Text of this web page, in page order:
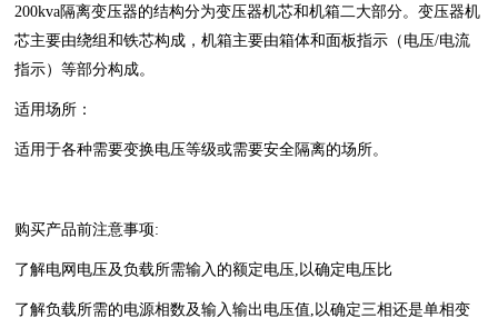
200kva隔离变压器的结构分为变压器机芯和机箱二大部分。变压器机
芯主要由绕组和铁芯构成，机箱主要由箱体和面板指示（电压/电流
指示）等部分构成。
适用场所：
适用于各种需要变换电压等级或需要安全隔离的场所。
购买产品前注意事项:
了解电网电压及负载所需输入的额定电压,以确定电压比
了解负载所需的电源相数及输入输出电压值,以确定三相还是单相变